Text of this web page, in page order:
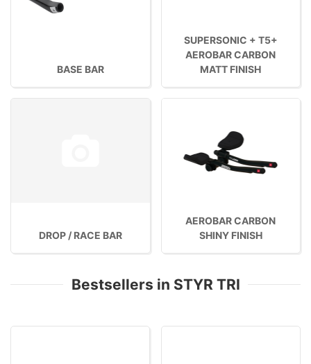
BASE BAR
SUPERSONIC + T5+
AEROBAR CARBON
MATT FINISH
DROP / RACE BAR
AEROBAR CARBON
SHINY FINISH
Bestsellers in STYR TRI